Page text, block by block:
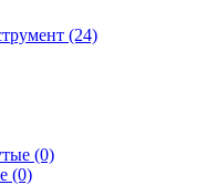
(24)
(0)
(0)